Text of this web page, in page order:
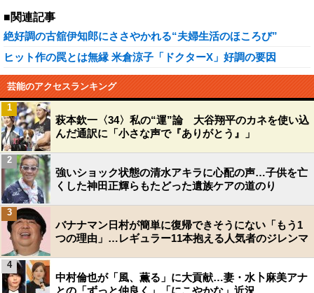
■関連記事
絶好調の古舘伊知郎にささやかれる“夫婦生活のほころび”
ヒット作の罠とは無縁 米倉涼子「ドクターX」好調の要因
芸能のアクセスランキング
萩本欽一〈34〉私の“運”論 大谷翔平のカネを使い込
んだ通訳に「小さな声で『ありがとう』」
1
強いショック状態の清水アキラに心配の声…子供を亡
くした神田正輝らもたどった遺族ケアの道のり
2
バナナマン日村が簡単に復帰できそうにない「もう1
つの理由」…レギュラー11本抱える人気者のジレンマ
3
中村倫也が「風、薫る」に大貢献…妻・水卜麻美アナ
との「ずっと仲良く」「にこやかな」近況
4